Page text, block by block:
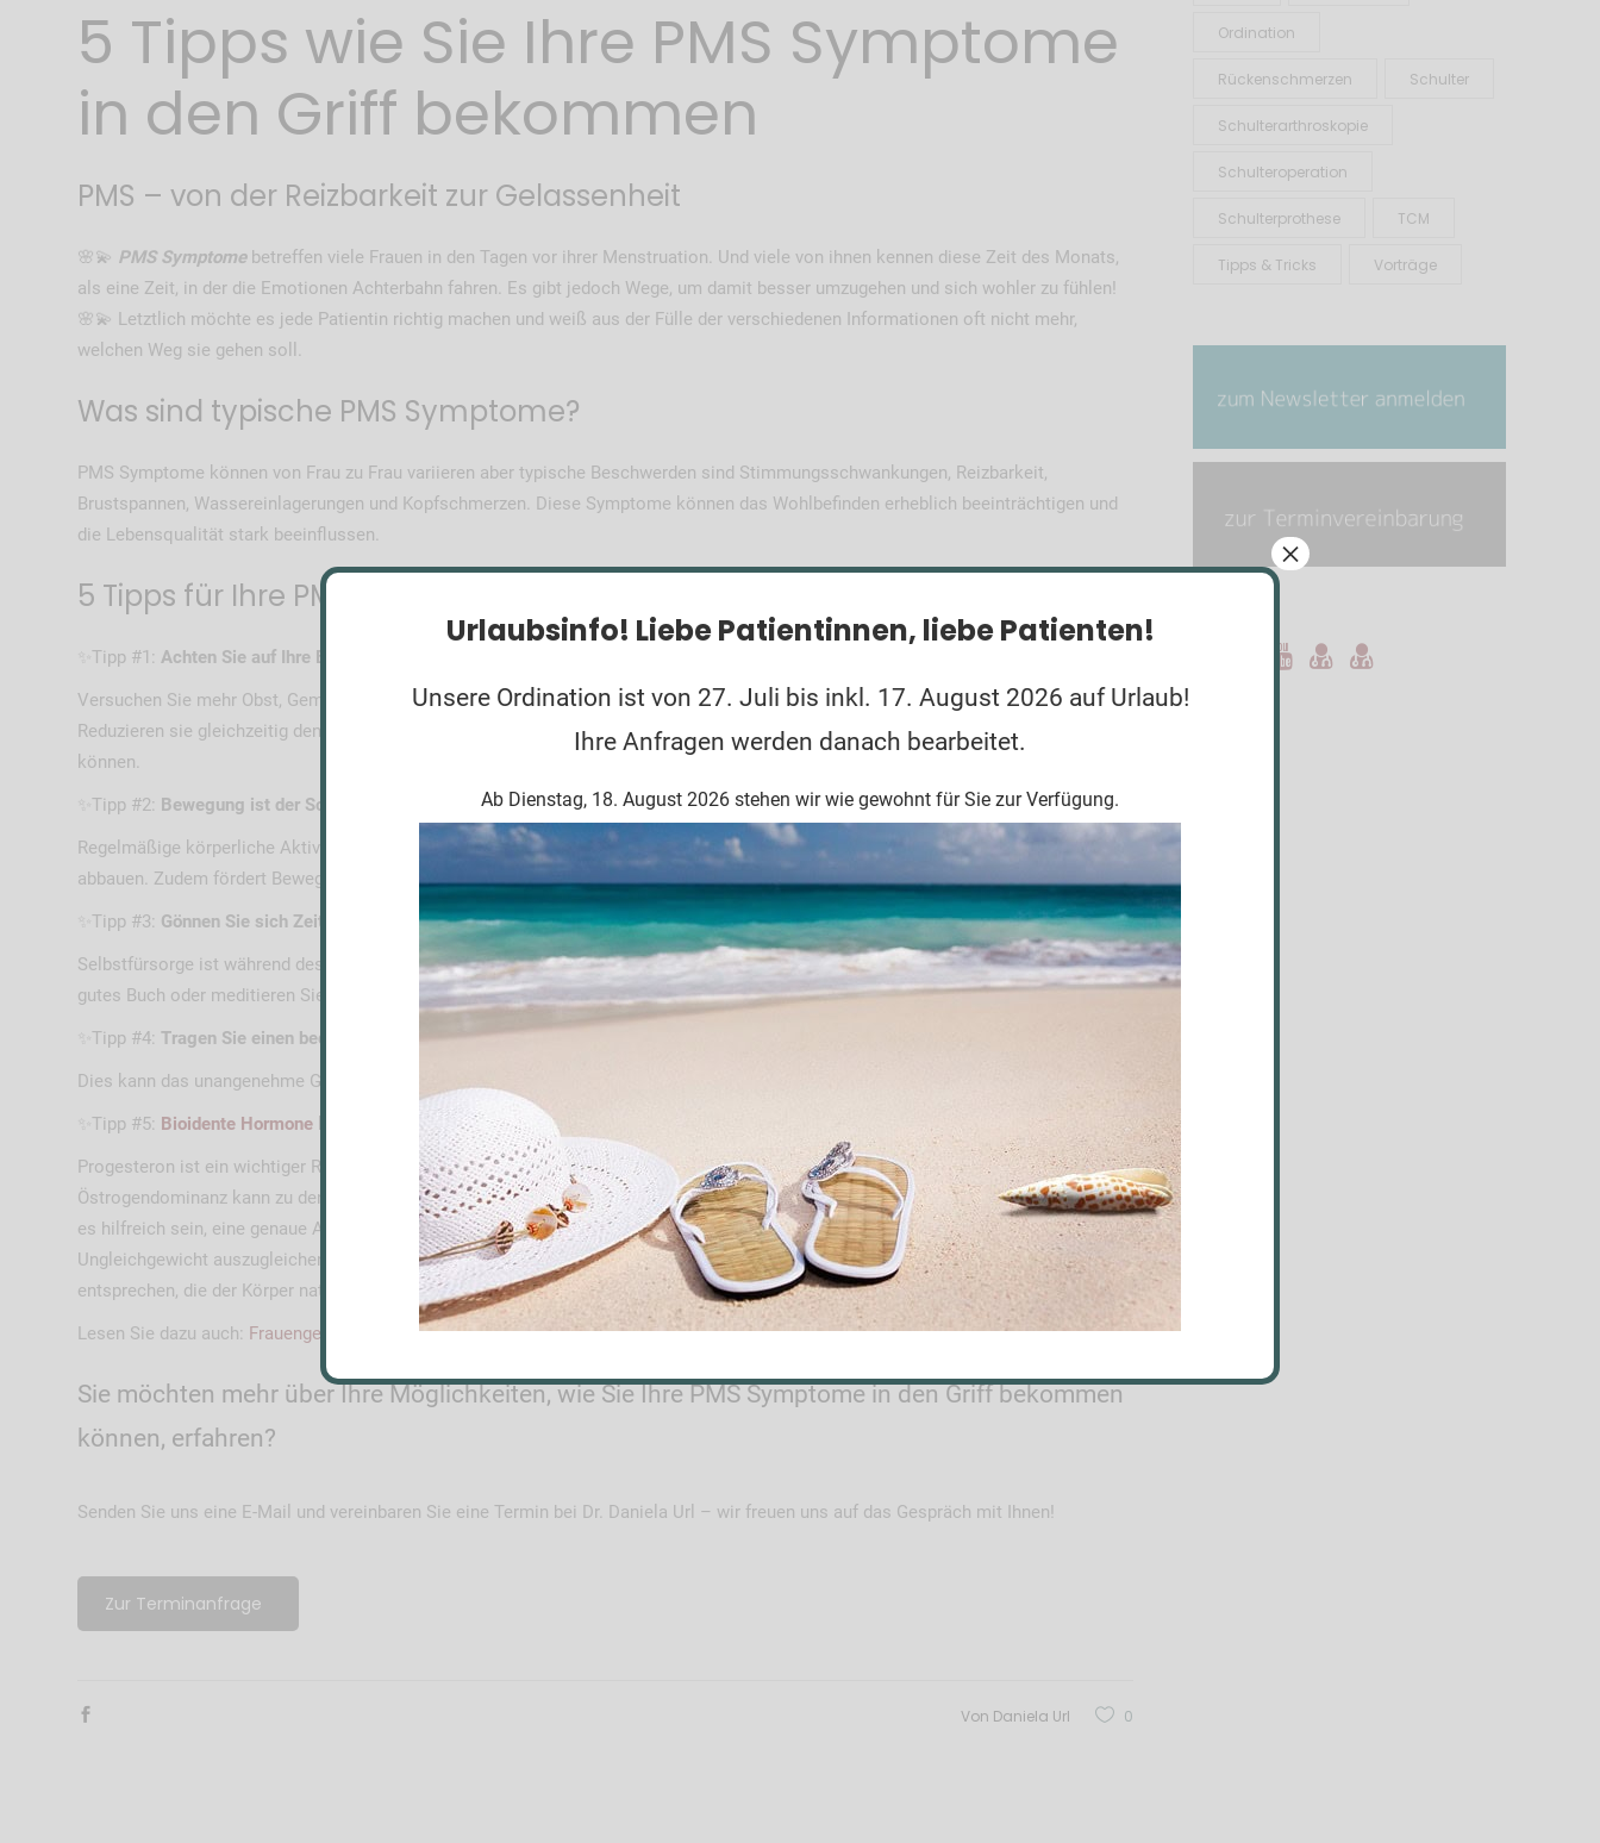
5 Tipps wie Sie Ihre PMS Symptome
in den Griff bekommen
PMS – von der Reizbarkeit zur Gelassenheit
🌸💫 PMS Symptomebetreffen viele Frauen in den Tagen vor ihrer Menstruation. Und viele von ihnen kennen diese Zeit des Monats,
als eine Zeit, in der die Emotionen Achterbahn fahren. Es gibt jedoch Wege, um damit besser umzugehen und sich wohler zu fühlen!
🌸💫 Letztlich möchte es jede Patientin richtig machen und weiß aus der Fülle der verschiedenen Informationen oft nicht mehr,
welchen Weg sie gehen soll.
Was sind typische PMS Symptome?
PMS Symptome können von Frau zu Frau variieren aber typische Beschwerden sind Stimmungsschwankungen, Reizbarkeit,
Brustspannen, Wassereinlagerungen und Kopfschmerzen. Diese Symptome können das Wohlbefinden erheblich beeinträchtigen und
die Lebensqualität stark beeinflussen.
5 Tipps für Ihre PMS Symptome:
✨Tipp #1: Achten Sie auf Ihre Ernährung!
Versuchen Sie mehr Obst, Gemüse, Vollkornprodukte und gesunde Fette (Omega 3 Fettsäuren) in ihre Ernährung einzubeziehen.
Reduzieren sie gleichzeitig den Konsum von salzhaltigen Lebensmitteln, Zucker und Koffein, da sie zu Wassereinlagerungen beitragen
können.
✨Tipp #2: Bewegung ist der Schlüssel!
Regelmäßige körperliche Aktivität, sei es Yoga, Joggen oder einfach ein Spaziergang, kann ihre Stimmung verbessern und Stress
abbauen. Zudem fördert Bewegung die Freisetzung von Endorphinen, den sogenannten Glückshormonen.
✨Tipp #3: Gönnen Sie sich Zeit für sich selbst!
Selbstfürsorge ist während des PMS besonders wichtig. Verwöhnen Sie sich beispielsweise mit einem warmen Bad, lesen Sie ein
gutes Buch oder meditieren Sie! Finden Sie heraus, was Ihnen guttut und nehmen Sie sich bewusst Zeit dafür!
✨Tipp #4: Tragen Sie einen bequemen BH!
Dies kann das unangenehme Gefühl bei Brustspannen deutlich reduzieren.
✨Tipp #5: Bioidente Hormonekönnen eine Option sein!
Progesteron ist ein wichtiger Regulator im hormonellen Gleichgewicht. Ein Mangel an Progesteron mit entsprechender
Östrogendominanz kann zu den typischen PMS Symptomen führen. Wenn die Beschwerden Ihr tägliches Leben beeinträchtigen, kann
es hilfreich sein, eine genaue Analyse des Hormonspiegels durchführen zu lassen und gegebenenfalls ein hormonelles
Ungleichgewicht auszugleichen. Bioidente Hormone sind Hormone, die in ihrer chemischen Struktur und Funktion den Hormonen
entsprechen, die der Körper natürlicherweise produziert.
Lesen Sie dazu auch: Frauengesundheit/Prämenstruelles Syndrom
Sie möchten mehr über Ihre Möglichkeiten, wie Sie Ihre PMS Symptome in den Griff bekommen
können, erfahren?
Senden Sie uns eine E-Mail und vereinbaren Sie eine Termin bei Dr. Daniela Url – wir freuen uns auf das Gespräch mit Ihnen!
Zur Terminanfrage
Von Daniela Url 0
Ordination
Rückenschmerzen Schulter
Schulterarthroskopie
Schulteroperation
Schulterprothese TCM
Tipps & Tricks Vorträge
Urlaubsinfo! Liebe Patientinnen, liebe Patienten!
Unsere Ordination ist von 27. Juli bis inkl. 17. August 2026 auf Urlaub!
Ihre Anfragen werden danach bearbeitet.
Ab Dienstag, 18. August 2026 stehen wir wie gewohnt für Sie zur Verfügung.
×